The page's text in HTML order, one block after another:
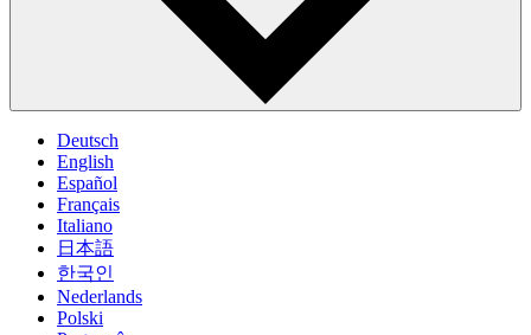
Deutsch
English
Español
Français
Italiano
日本語
한국인
Nederlands
Polski